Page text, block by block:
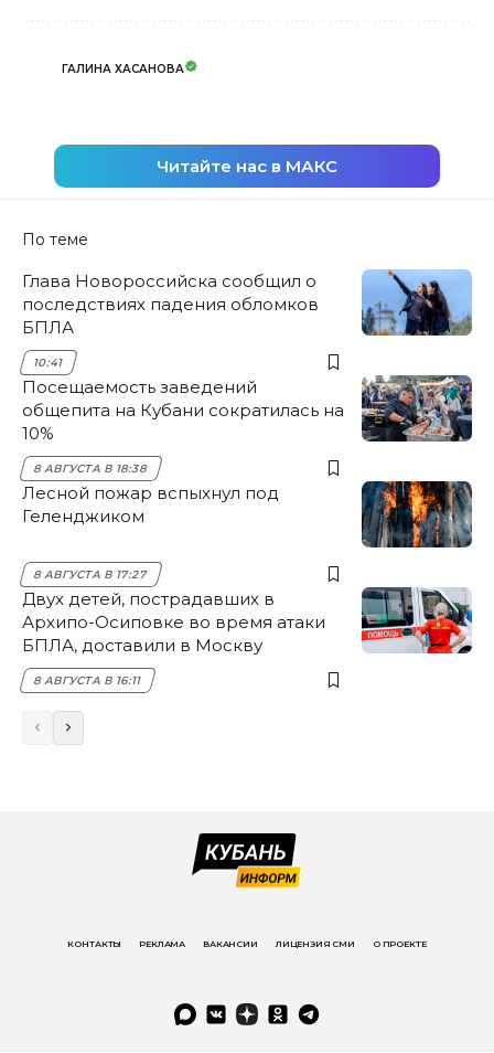
ГАЛИНА ХАСАНОВА
Читайте нас в МАКС
По теме
Глава Новороссийска сообщил о
последствиях падения обломков
БПЛА
10:41
Посещаемость заведений
общепита на Кубани сократилась на
10%
8 АВГУСТА В 18:38
Лесной пожар вспыхнул под
Геленджиком
8 АВГУСТА В 17:27
Двух детей, пострадавших в
Архипо-Осиповке во время атаки
БПЛА, доставили в Москву
8 АВГУСТА В 16:11
КОНТАКТЫ РЕКЛАМА ВАКАНСИИ ЛИЦЕНЗИЯ СМИ О ПРОЕКТЕ